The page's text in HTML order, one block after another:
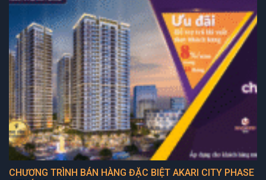
CHƯƠNG TRÌNH BÁN HÀNG ĐẶC BIỆT AKARI CITY PHASE